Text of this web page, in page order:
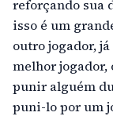
reforçando sua
isso é um
outro jogador,
melhor jogador,
punir alguém
puni-lo por um